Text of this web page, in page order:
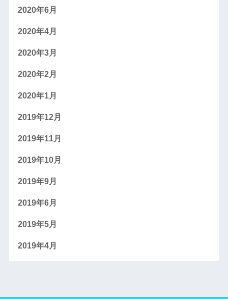
2020年6月
2020年4月
2020年3月
2020年2月
2020年1月
2019年12月
2019年11月
2019年10月
2019年9月
2019年6月
2019年5月
2019年4月